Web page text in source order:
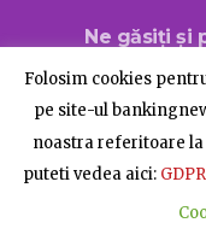
Ne găsiți și
©
Despre
Folosim cookies
pe site-ul
noastra referitoare
puteti vedea aici: